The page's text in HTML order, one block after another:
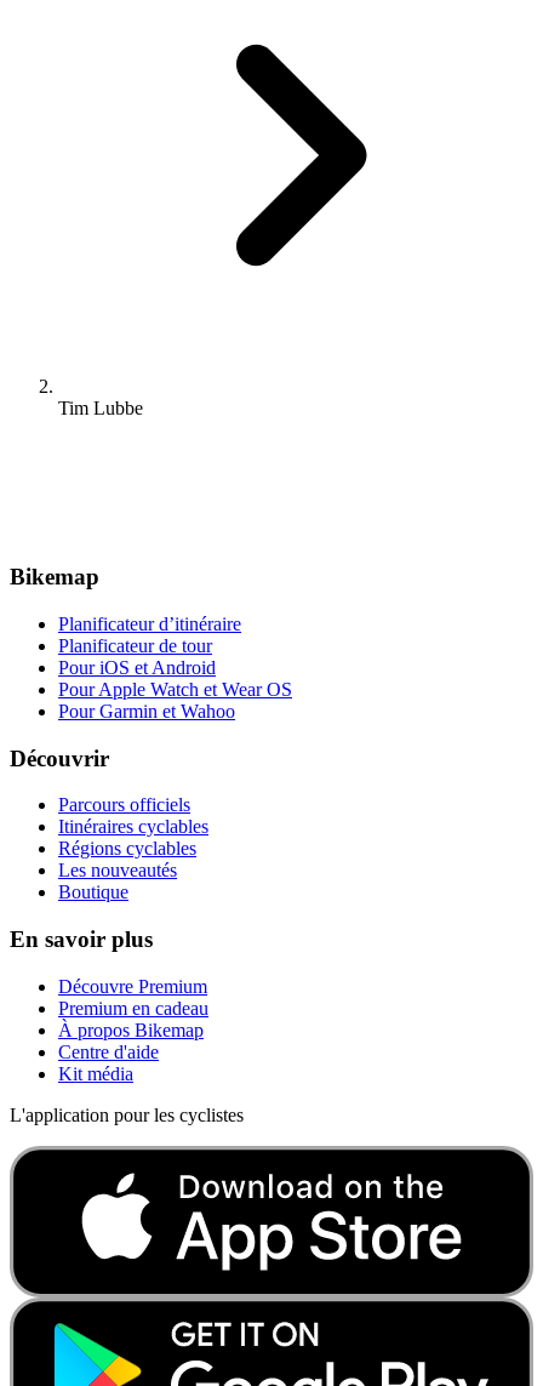
Tim Lubbe
Bikemap
Planificateur d’itinéraire
Planificateur de tour
Pour iOS et Android
Pour Apple Watch et Wear OS
Pour Garmin et Wahoo
Découvrir
Parcours officiels
Itinéraires cyclables
Régions cyclables
Les nouveautés
Boutique
En savoir plus
Découvre Premium
Premium en cadeau
À propos Bikemap
Centre d'aide
Kit média
L'application pour les cyclistes